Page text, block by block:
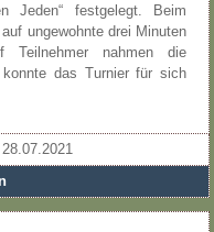
Jeden“ festgelegt. Beim
ungewohnte drei Minuten
nahmen die
konnte das Turnier für sich
28.07.2021